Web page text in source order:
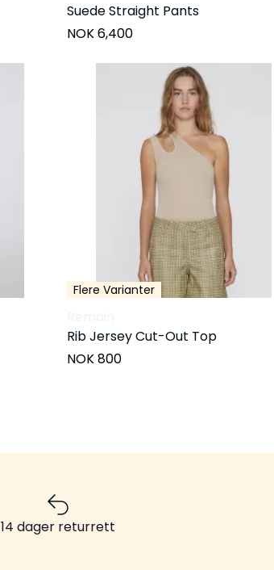
Suede Straight Pants
NOK 6,400
Flere Varianter
Rib Jersey Cut-Out Top
NOK 800
14 dager returrett